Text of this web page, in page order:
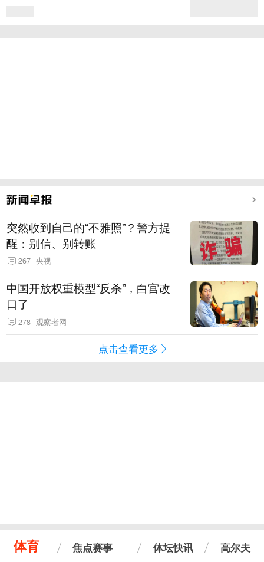
突然收到自己的“不雅照”？警方提
醒：别信、别转账
267 央视
中国开放权重模型“反杀”，白宫改
口了
278 观察者网
点击查看更多
体育 焦点赛事 体坛快讯 高尔夫